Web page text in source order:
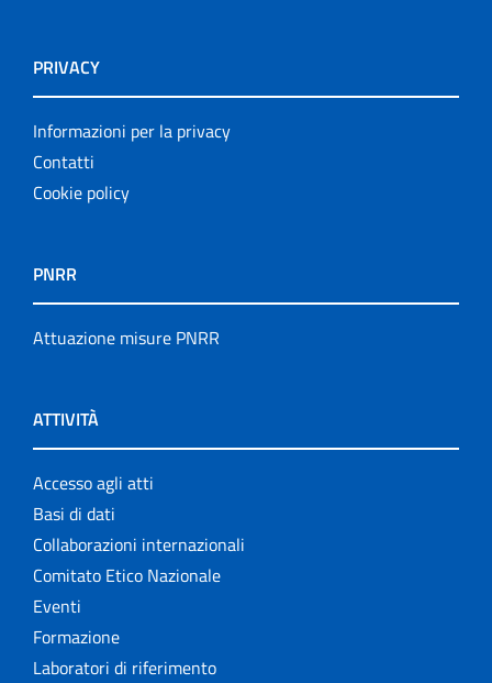
PRIVACY
Informazioni per la privacy
Contatti
Cookie policy
PNRR
Attuazione misure PNRR
ATTIVITÀ
Accesso agli atti
Basi di dati
Collaborazioni internazionali
Comitato Etico Nazionale
Eventi
Formazione
Laboratori di riferimento